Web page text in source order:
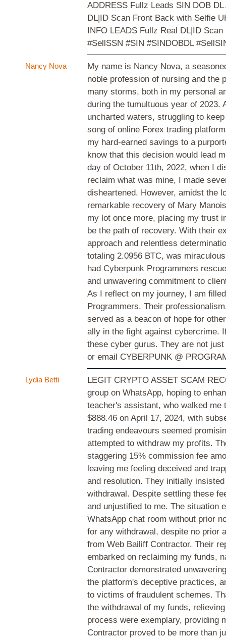
ADDRESS Fullz Leads SIN DOB
DL|ID Scan Front Back with Selfie
INFO LEADS Fullz Real DL|ID
#SellSSN #SIN #SINDOBDL
Nancy Nova
My name is Nancy Nova, a
noble profession of nursing and
many storms, both in my personal
during the tumultuous year of 2023.
uncharted waters, struggling to
song of online Forex trading
my hard-earned savings to a
know that this decision would lead
day of October 11th, 2022, when I
reclaim what was mine, I made
disheartened. However, amidst the
remarkable recovery of Mary
my lot once more, placing my trust
be the path of recovery. With their
approach and relentless
totaling 2.0956 BTC, was
had Cyberpunk Programmers
and unwavering commitment to
As I reflect on my journey, I am
Programmers. Their
served as a beacon of hope for
ally in the fight against cybercrime.
these cyber gurus. They are not
or email CYBERPUNK @
Lydia Betti
LEGIT CRYPTO ASSET SCAM
group on WhatsApp, hoping to
teacher's assistant, who walked
$888.46 on April 17, 2024, with
trading endeavours seemed
attempted to withdraw my profits.
staggering 15% commission fee
leaving me feeling deceived and
and resolution. They initially
withdrawal. Despite settling these
and unjustified to me. The situation
WhatsApp chat room without prior
for any withdrawal, despite no prior
from Web Bailiff Contractor. Their
embarked on reclaiming my funds,
Contractor demonstrated
the platform's deceptive practices,
to victims of fraudulent schemes.
the withdrawal of my funds,
process were exemplary, providing
Contractor proved to be more than